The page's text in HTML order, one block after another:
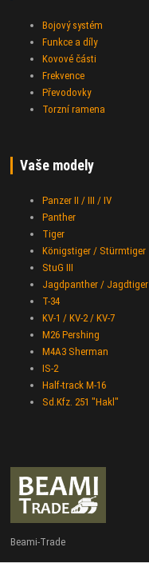
Bojový systém
Funkce a díly
Kovové části
Frekvence
Převodovky
Torzní ramena
Vaše modely
Panzer II / III / IV
Panther
Tiger
Königstiger / Stürmtiger
StuG III
Jagdpanther / Jagdtiger
T-34
KV-1 / KV-2 / KV-7
M26 Pershing
M4A3 Sherman
IS-2
Half-track M-16
Sd.Kfz. 251 "Hakl"
Beami-Trade